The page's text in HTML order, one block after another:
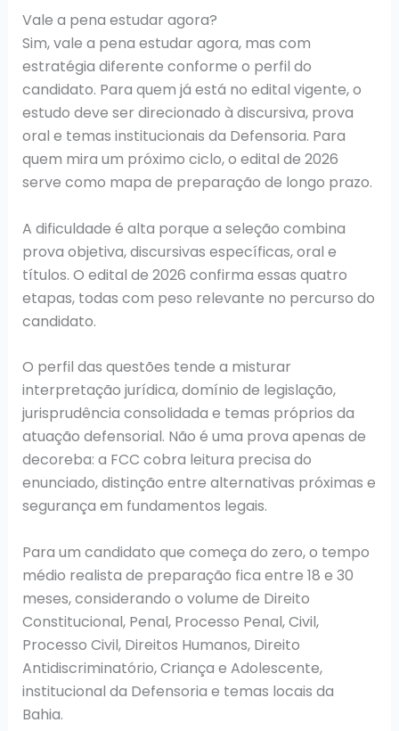
Vale a pena estudar agora?
Sim, vale a pena estudar agora, mas com
estratégia diferente conforme o perfil do
candidato. Para quem já está no edital vigente, o
estudo deve ser direcionado à discursiva, prova
oral e temas institucionais da Defensoria. Para
quem mira um próximo ciclo, o edital de 2026
serve como mapa de preparação de longo prazo.
A dificuldade é alta porque a seleção combina
prova objetiva, discursivas específicas, oral e
títulos. O edital de 2026 confirma essas quatro
etapas, todas com peso relevante no percurso do
candidato.
O perfil das questões tende a misturar
interpretação jurídica, domínio de legislação,
jurisprudência consolidada e temas próprios da
atuação defensorial. Não é uma prova apenas de
decoreba: a FCC cobra leitura precisa do
enunciado, distinção entre alternativas próximas e
segurança em fundamentos legais.
Para um candidato que começa do zero, o tempo
médio realista de preparação fica entre 18 e 30
meses, considerando o volume de Direito
Constitucional, Penal, Processo Penal, Civil,
Processo Civil, Direitos Humanos, Direito
Antidiscriminatório, Criança e Adolescente,
institucional da Defensoria e temas locais da
Bahia.